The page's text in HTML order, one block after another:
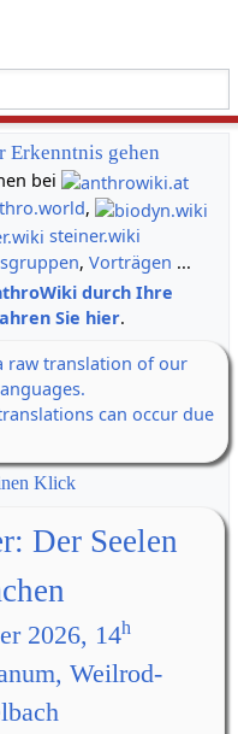
Erkenntnis gehen
bei
,
steiner.wiki
, Vorträgen ...
durch Ihre
Sie hier.
raw translation of our
can occur due
Klick
Der Seelen
2026, 14h
Weilrod-